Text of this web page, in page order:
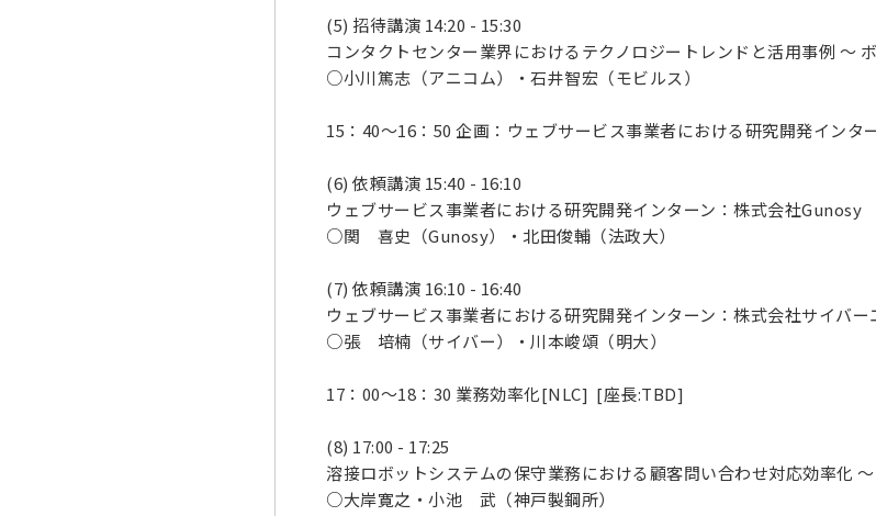
(5) 招待講演 14:20 - 15:30
コンタクトセンター業界におけるテクノロジートレンドと活用事例 ～
○小川篤志（アニコム）・石井智宏（モビルス）
15：40～16：50 企画：ウェブサービス事業者における研究開発イン
(6) 依頼講演 15:40 - 16:10
ウェブサービス事業者における研究開発インターン：株式会社Gunosy
○関 喜史（Gunosy）・北田俊輔（法政大）
(7) 依頼講演 16:10 - 16:40
ウェブサービス事業者における研究開発インターン：株式会社サイバー
○張 培楠（サイバー）・川本峻頌（明大）
17：00～18：30 業務効率化[NLC] [座長:TBD]
(8) 17:00 - 17:25
溶接ロボットシステムの保守業務における顧客問い合わせ対応効率化
○大岸寛之・小池 武（神戸製鋼所）